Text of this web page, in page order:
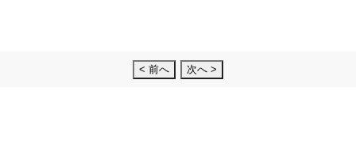
< 前へ 次へ >